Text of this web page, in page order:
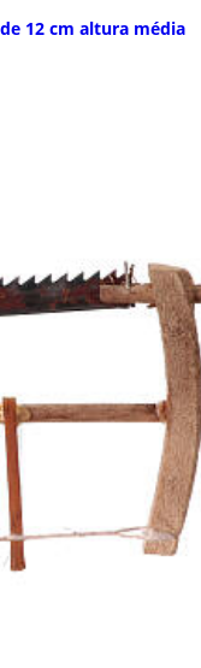
12 cm altura média